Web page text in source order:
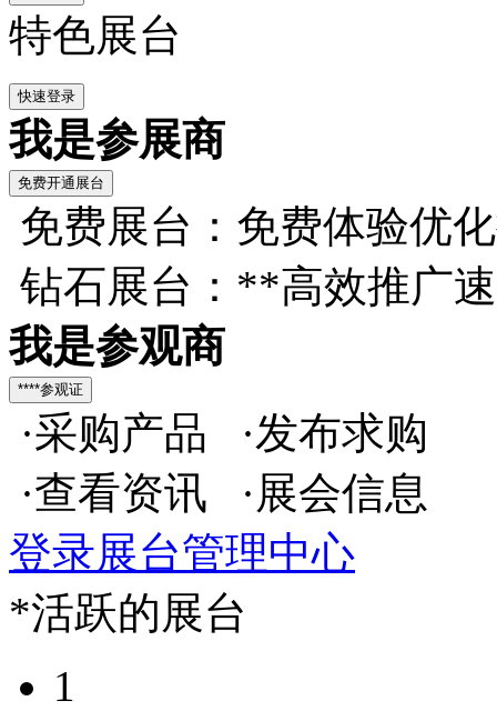
特色展台
我是参展商
免费展台：免费体验优
钻石展台：**高效推广
我是参观商
·采购产品 ·发布求购
·查看资讯 ·展会信息
登录展台管理中心
*活跃的展台
1